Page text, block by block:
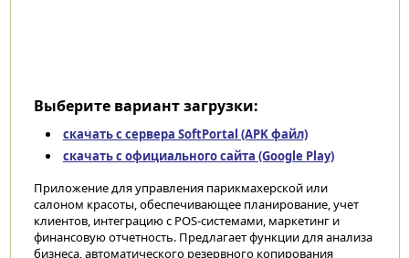
Выберите вариант загрузки:
скачать с сервера SoftPortal (APK файл)
скачать с официального сайта (Google Play)
Приложение для управления парикмахерской или
салоном красоты, обеспечивающее планирование, учет
клиентов, интеграцию с POS-системами, маркетинг и
финансовую отчетность. Предлагает функции для анализа
бизнеса, автоматического резервного копирования